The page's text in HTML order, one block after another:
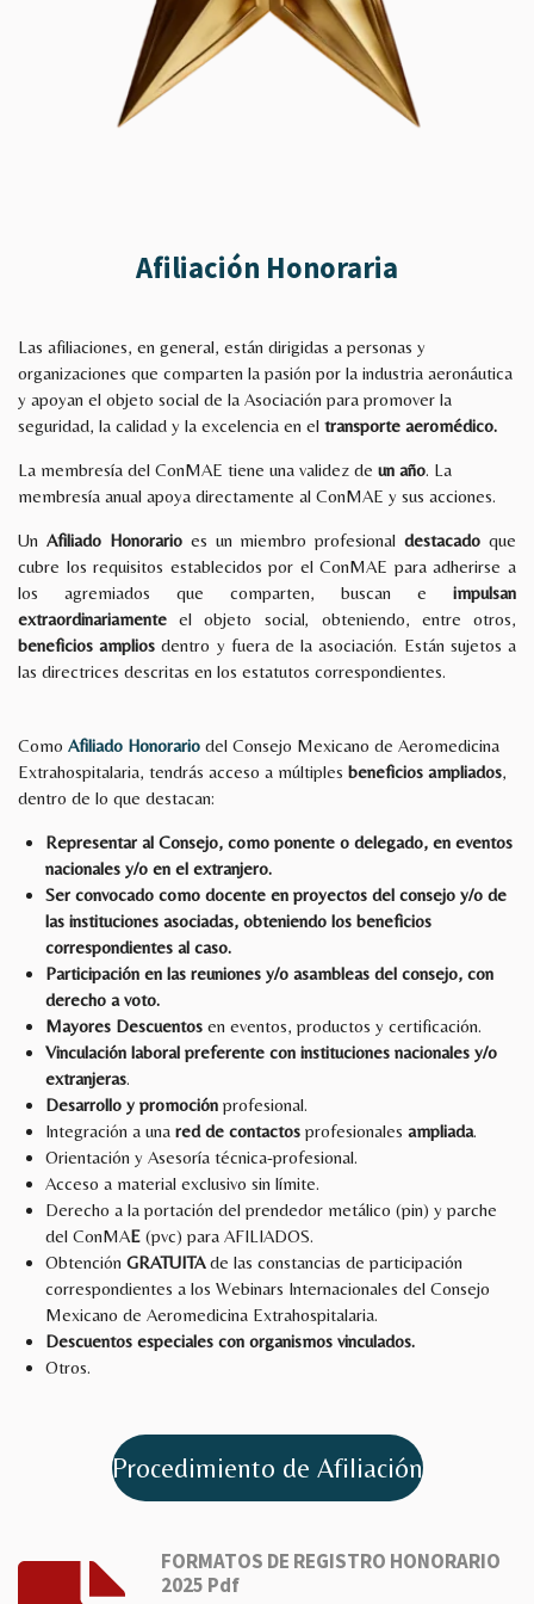
Afiliación Honoraria
Las afiliaciones, en general, están dirigidas a personas y
organizaciones que comparten la pasión por la industria aeronáutica
y apoyan el objeto social de la Asociación para promover la
seguridad, la calidad y la excelencia en el transporte aeromédico.
La membresía del ConMAE tiene una validez de un año. La
membresía anual apoya directamente al ConMAE y sus acciones.
Un Afiliado Honorarioes un miembro profesionaldestacado que
cubre los requisitos establecidos por el ConMAE para adherirse a
los agremiados que comparten, buscan e impulsan
extraordinariamente el objeto social, obteniendo, entre otros,
beneficios amplios dentro y fuera de la asociación. Están sujetos a
las directrices descritas en los estatutos correspondientes.
Como Afiliado Honorario del Consejo Mexicano de Aeromedicina
Extrahospitalaria, tendrás acceso a múltiples beneficios ampliados,
dentro de lo que destacan:
Representar al Consejo, como ponente o delegado, en eventos
nacionales y/o en el extranjero.
Ser convocado como docente en proyectos del consejo y/o de
las instituciones asociadas, obteniendo los beneficios
correspondientes al caso.
Participación en las reuniones y/o asambleas del consejo, con
derecho a voto.
Mayores Descuentos en eventos, productos y certificación.
Vinculación laboralpreferente con instituciones nacionales y/o
extranjeras.
Desarrollo y promociónprofesional.
Integración a unared de contactosprofesionales ampliada.
Orientación y Asesoría técnica-profesional.
Acceso a material exclusivo sin límite.
Derecho a la portación del prendedor metálico (pin) y parche
del ConMAE (pvc) para AFILIADOS.
Obtención GRATUITAde las constancias de participación
correspondientes a los Webinars Internacionales del Consejo
Mexicano de Aeromedicina Extrahospitalaria.
Descuentos especiales con organismos vinculados.
Otros.
Procedimiento de Afiliación
FORMATOS DE REGISTRO HONORARIO
2025 Pdf